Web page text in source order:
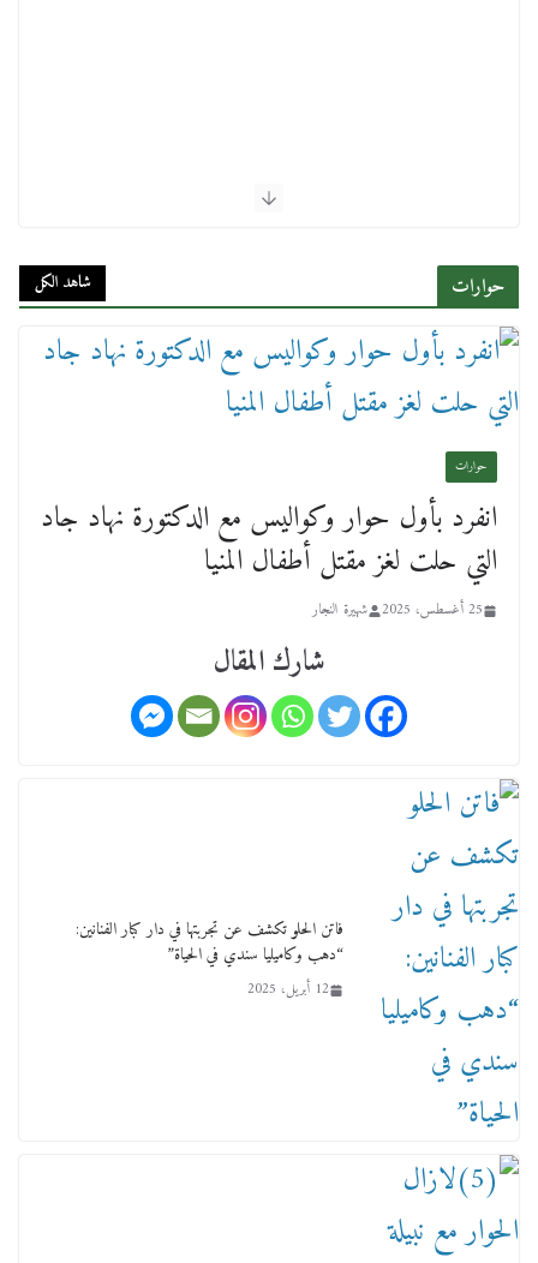
حوارات شاهد الكل
حوارات
انفرد بأول حوار وكواليس مع الدكتورة نهاد جاد
التي حلت لغز مقتل أطفال المنيا
25 أغسطس، 2025 شهيرة النجار
شارك المقال
فاتن الحلو تكشف عن تجربتها في دار كبار الفنانين:
“دهب وكاميليا سندي في الحياة”
12 أبريل، 2025